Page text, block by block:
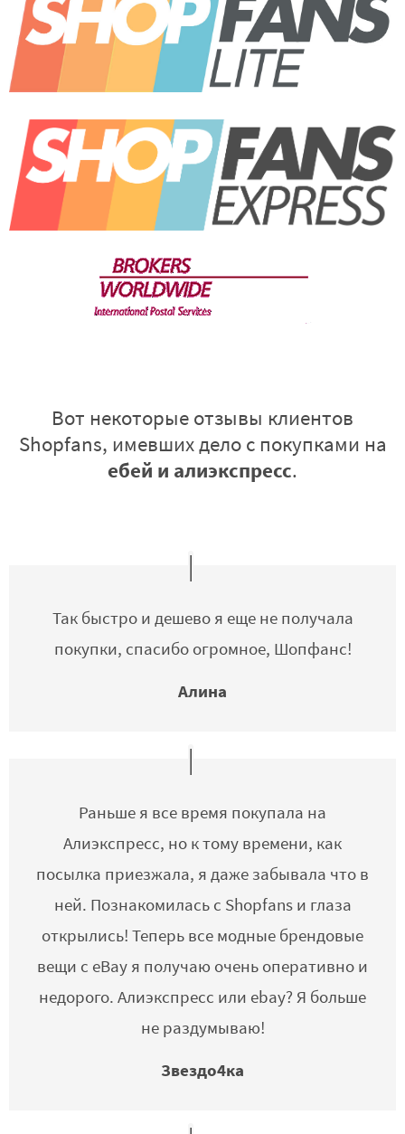
Вот некоторые отзывы клиентов
Shopfans, имевших дело с покупками на
ебей и алиэкспресс.
Так быстро и дешево я еще не получала
покупки, спасибо огромное, Шопфанс!
Алина
Раньше я все время покупала на
Алиэкспресс, но к тому времени, как
посылка приезжала, я даже забывала что в
ней. Познакомилась с Shopfans и глаза
открылись! Теперь все модные брендовые
вещи с eBay я получаю очень оперативно и
недорого. Алиэкспресс или ebay? Я больше
не раздумываю!
Звездо4ка